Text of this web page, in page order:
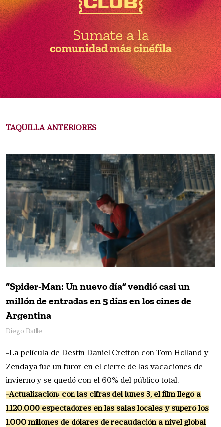
TAQUILLA ANTERIORES
“Spider-Man: Un nuevo día” vendió casi un
millón de entradas en 5 días en los cines de
Argentina
Diego Batlle
-La película de Destin Daniel Cretton con Tom Holland y
Zendaya fue un furor en el cierre de las vacaciones de
invierno y se quedó con el 60% del público total.
-Actualización: con las cifras del lunes 3, el film llegó a
1.120.000 espectadores en las salas locales y superó los
1.000 millones de dólares de recaudación a nivel global